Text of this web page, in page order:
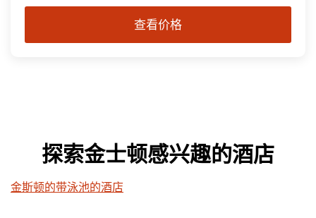
查看价格
探索金士顿感兴趣的酒店
金斯顿的带泳池的酒店